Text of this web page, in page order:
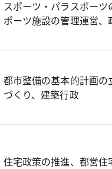
スポーツ・パラスポー
ポーツ施設の管理運営
都市整備の基本的計画
づくり、建築行政
住宅政策の推進、都営住